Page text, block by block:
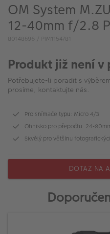
VÝPRODEJ
FOTO BAZAR
Akce a slevy
Fotoprodukty
OM System
12-40mm f/2.8
80148696 / PIM1154781
Produkt již není v
Potřebujete-li poradit s
prosíme, kontaktujte nás.
Pro snímače typu: Micro 4/3
Ohnisko pro přepočtu: 24-
Skvělý pro většinu
DOTAZ NA